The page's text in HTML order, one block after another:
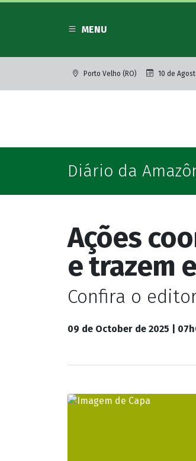
MENU
Porto Velho (RO) 10 de
Diário da
Ações
e trazem
Confira o
09 de October de 2025 |